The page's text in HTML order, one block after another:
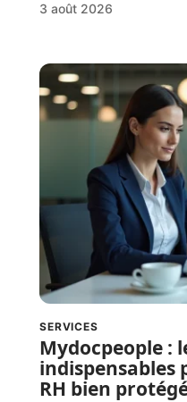
3 août 2026
SERVICES
Mydocpeople :
indispensables
RH bien